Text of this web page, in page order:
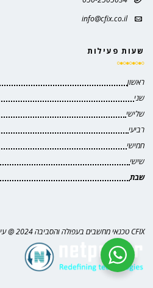
info@cfix.co.il
שעות פעילות
ראשון
שני
שלישי
רביעי
חמישי
שישי
שבת
CFIX טכנאי מחשבים בעפולה והסביבה 2024 @ עיצוב -